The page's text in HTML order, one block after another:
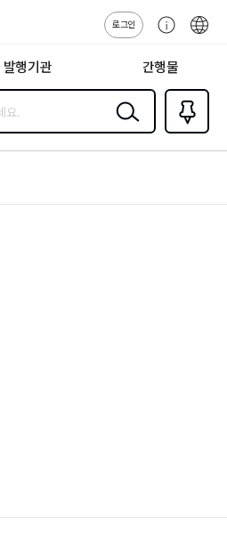
로그인
센
발행기관 간행물
검색
즐겨찾
기0